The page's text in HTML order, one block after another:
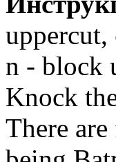
n - block
Knock
There